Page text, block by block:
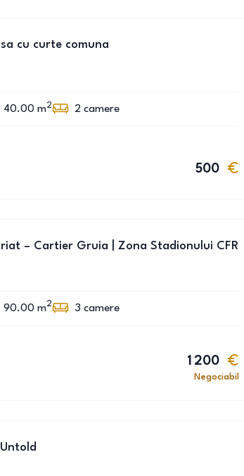
cu curte comuna
40.00 m2 2 camere
500
– Cartier Gruia | Zona Stadionului CFR
90.00 m2 3 camere
1 200
Negociabil